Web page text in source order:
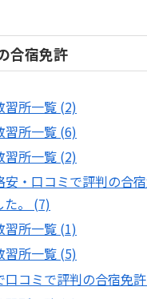
合宿免許
習所一覧 (2)
習所一覧 (6)
習所一覧 (2)
安・口コミで評判の合
た。 (7)
習所一覧 (1)
習所一覧 (5)
口コミで評判の合宿免